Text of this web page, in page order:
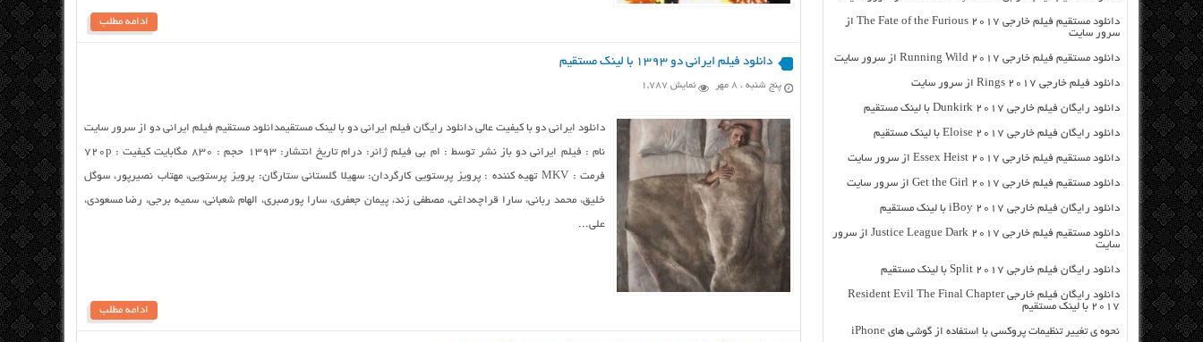
ادامه مطلب
دانلود فیلم ایرانی دو ۱۳۹۳ با لینک مستقیم
پنج شنبه ، ۸ مهر نمایش 1,787
دانلود ایرانی دو با کیفیت عالی دانلود رایگان فیلم ایرانی دو با لینک مستقیمدانلود مستقیم فیلم ایرانی دو از سرور سایت
نام : فیلم ایرانی دو باز نشر توسط : ام بی فیلم ژانر: درام تاریخ انتشار: ۱۳۹۳ حجم : ۸۳۰ مگابایت کیفیت : ۷۲۰p
فرمت : MKV تهیه کننده : پرویز پرستویی کارگردان: سهیلا گلستانی ستارگان: پرویز پرستویی، مهتاب نصیرپور، سوگل
خلیق، محمد ربانی، سارا قراچه‌داغی، مصطفی زند، پیمان جعفری، سارا پورصبری، الهام شعبانی، سمیه برجی، رضا مسعودی،
علی...
ادامه مطلب
دانلود مستقیم فیلم خارجی The Fate of the Furious 2017 از
سرور سایت
دانلود مستقیم فیلم خارجی Running Wild 2017 از سرور سایت
دانلود فیلم خارجی Rings 2017 از سرور سایت
دانلود رایگان فیلم خارجی Dunkirk 2017 با لینک مستقیم
دانلود رایگان فیلم خارجی Eloise 2017 با لینک مستقیم
دانلود مستقیم فیلم خارجی Essex Heist 2017 از سرور سایت
دانلود مستقیم فیلم خارجی Get the Girl 2017 از سرور سایت
دانلود رایگان فیلم خارجی iBoy 2017 با لینک مستقیم
دانلود مستقیم فیلم خارجی Justice League Dark 2017 از سرور
سایت
دانلود رایگان فیلم خارجی Split 2017 با لینک مستقیم
دانلود رایگان فیلم خارجی Resident Evil The Final Chapter
2017 با لینک مستقیم
نحوه ی تغییر تنظیمات پروکسی با استفاده از گوشی های iPhone